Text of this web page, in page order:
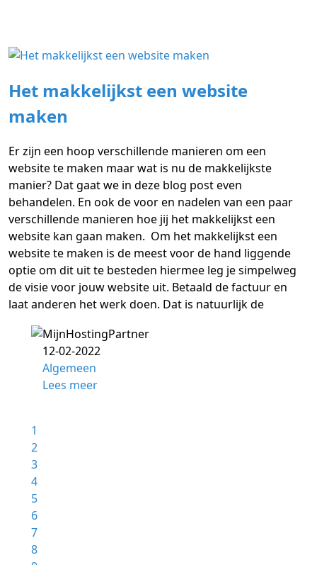
Het makkelijkst een website
maken
Er zijn een hoop verschillende manieren om een
website te maken maar wat is nu de makkelijkste
manier? Dat gaat we in deze blog post even
behandelen. En ook de voor en nadelen van een paar
verschillende manieren hoe jij het makkelijkst een
website kan gaan maken. Om het makkelijkst een
website te maken is de meest voor de hand liggende
optie om dit uit te besteden hiermee leg je simpelweg
de visie voor jouw website uit. Betaald de factuur en
laat anderen het werk doen. Dat is natuurlijk de
12-02-2022
Algemeen
Lees meer
1
2
3
4
5
6
7
8